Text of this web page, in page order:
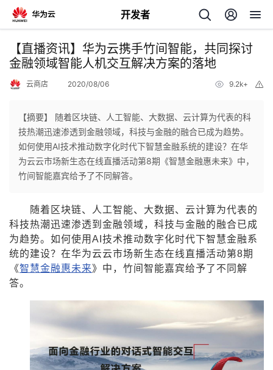
开发者
返
回
个
人
页
我
开
发
我
的
我
【直播资讯】华为云携手竹间智能，共同探讨
金融领域智能人机交互解决方案的落地
云商店 2020/08/06 9.2k+
【摘要】 随着区块链、人工智能、大数据、云计算为代表的科
技热潮迅速渗透到金融领域，科技与金融的融合已成为趋势。
如何使用AI技术推动数字化时代下智慧金融系统的建设？在华
为云云市场新生态在线直播活动第8期《智慧金融惠未来》中，
竹间智能嘉宾给予了不同解答。
随着区块链、人工智能、大数据、云计算为代表的
科技热潮迅速渗透到金融领域，科技与金融的融合已成
为趋势。如何使用AI技术推动数字化时代下智慧金融系
统的建设？在华为云云市场新生态在线直播活动第8期
《智慧金融惠未来》中，竹间智能嘉宾给予了不同解
答。